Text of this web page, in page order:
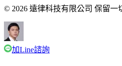
© 2026 遠律科技有限公司 保留一
加Line諮詢